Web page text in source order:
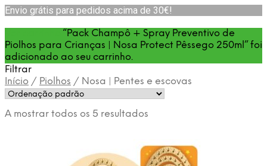
Envio grátis para pedidos acima de 30€!
“Pack Champô + Spray Preventivo de
Piolhos para Crianças | Nosa Protect Pêssego 250ml” foi
adicionado ao seu carrinho.
Filtrar
Início / Piolhos / Nosa | Pentes e escovas
A mostrar todos os 5 resultados